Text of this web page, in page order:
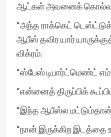
ஆட்கள் அவனைக் கொல்ல
“அந்த ராக்கெட்
ஆபீஸ் தவிர யார்
விக்ரம்.
“ஸ்பேஸ் டிபார்ட்மெண்ட்
“என்னைத் திருப்பிக்
“இந்த ஆபீஸ்ல மட்டும்தான்
“நான் இருக்கிற இடத்தை